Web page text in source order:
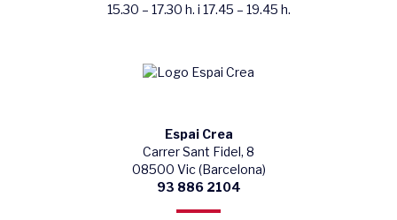
15.30 – 17.30 h. i 17.45 – 19.45 h.
Espai Crea
Carrer Sant Fidel, 8
08500 Vic (Barcelona)
93 886 2104